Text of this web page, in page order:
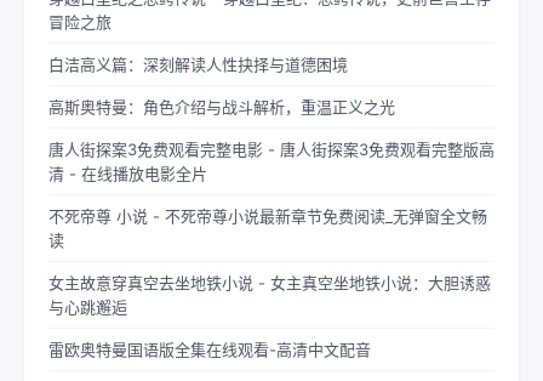
冒险之旅
白洁高义篇：深刻解读人性抉择与道德困境
高斯奥特曼：角色介绍与战斗解析，重温正义之光
唐人街探案3免费观看完整电影 - 唐人街探案3免费观看完整版高
清 - 在线播放电影全片
不死帝尊 小说 - 不死帝尊小说最新章节免费阅读_无弹窗全文畅
读
女主故意穿真空去坐地铁小说 - 女主真空坐地铁小说：大胆诱惑
与心跳邂逅
雷欧奥特曼国语版全集在线观看-高清中文配音